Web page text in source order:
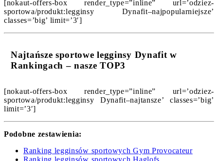
[nokaut-offers-box render_type=”inline” url=’odziez-
sportowa/produkt:legginsy Dynafit–najpopularniejsze’
classes=’big’ limit=’3′]
Najtańsze sportowe legginsy Dynafit w
Rankingach – nasze TOP3
[nokaut-offers-box render_type=”inline” url=’odziez-
sportowa/produkt:legginsy Dynafit–najtansze’ classes=’big’
limit=’3′]
Podobne zestawienia:
Ranking legginsów sportowych Gym Provocateur
Ranking legginsów sportowych Haglofs